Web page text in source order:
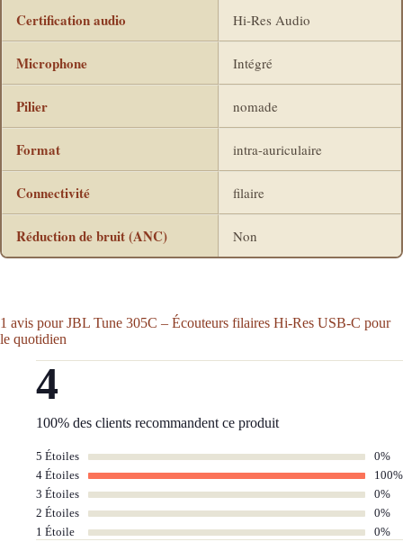
Certification audio Hi-Res Audio
Microphone Intégré
Pilier nomade
Format intra-auriculaire
Connectivité filaire
Réduction de bruit (ANC) Non
1 avis pourJBL Tune 305C – Écouteurs filaires Hi-Res USB-C pour
le quotidien
4
100% des clients recommandent ce produit
5 Étoiles
0%
4 Étoiles
100%
3 Étoiles
0%
2 Étoiles
0%
1 Étoile
0%